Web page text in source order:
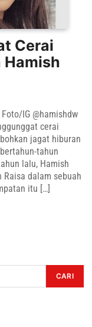
Cerai
Hamish
IG @hamishdw
cerai
jagat hiburan
tahun
lalu, Hamish
Raisa dalam sebuah
itu […]
CARI